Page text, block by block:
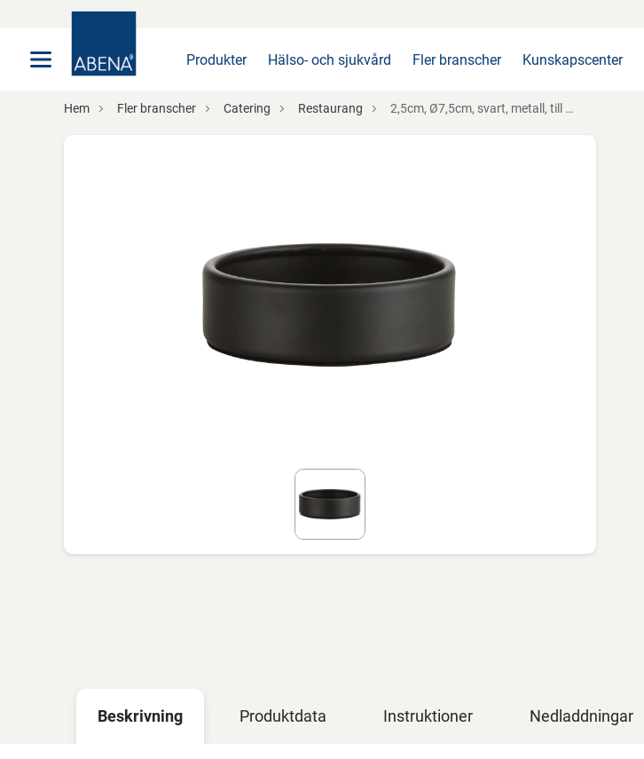
Produkter Hälso- och sjukvård Fler branscher Kunskapscenter
Hem Fler branscher Catering Restaurang 2,5cm, Ø7,5cm, svart, metall, till bastopp
Beskrivning Produktdata Instruktioner Nedladdningar